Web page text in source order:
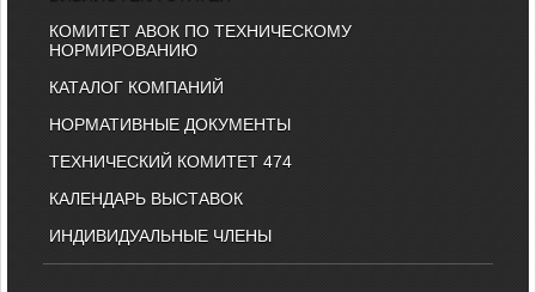
КОМИТЕТ АВОК ПО ТЕХНИЧЕСКОМУ
НОРМИРОВАНИЮ
КАТАЛОГ КОМПАНИЙ
НОРМАТИВНЫЕ ДОКУМЕНТЫ
ТЕХНИЧЕСКИЙ КОМИТЕТ 474
КАЛЕНДАРЬ ВЫСТАВОК
ИНДИВИДУАЛЬНЫЕ ЧЛЕНЫ